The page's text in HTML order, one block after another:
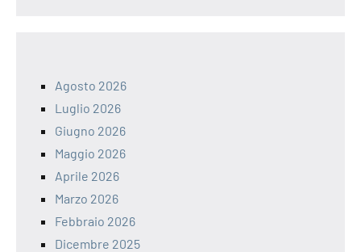
Agosto 2026
Luglio 2026
Giugno 2026
Maggio 2026
Aprile 2026
Marzo 2026
Febbraio 2026
Dicembre 2025